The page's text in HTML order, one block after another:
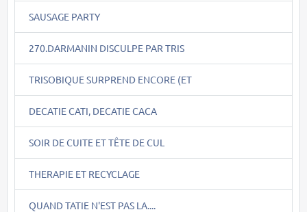
SAUSAGE PARTY
270.DARMANIN DISCULPE PAR TRIS
TRISOBIQUE SURPREND ENCORE (ET
DECATIE CATI, DECATIE CACA
SOIR DE CUITE ET TÊTE DE CUL
THERAPIE ET RECYCLAGE
QUAND TATIE N'EST PAS LA....